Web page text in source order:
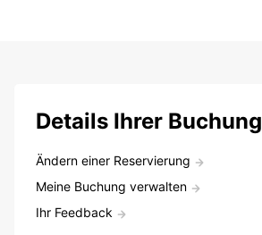
Details Ihrer Buchung
Ändern einer Reservierung
Meine Buchung verwalten
Ihr Feedback